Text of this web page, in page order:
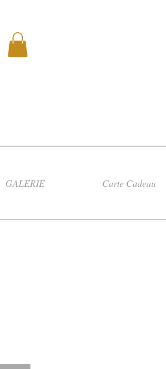
GALERIE Carte Cadeau